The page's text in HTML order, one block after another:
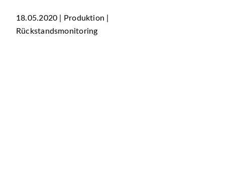
18.05.2020 | Produktion |
Rückstandsmonitoring